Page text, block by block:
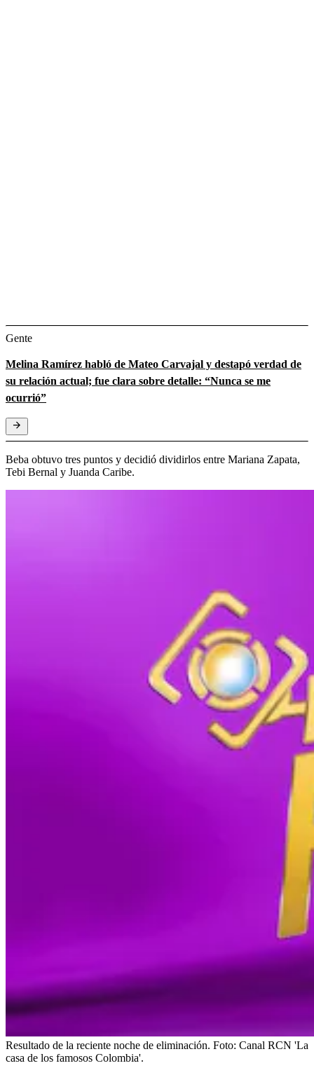
Gente
Melina Ramírez habló de Mateo Carvajal y destapó verdad de
su relación actual; fue clara sobre detalle: “Nunca se me
ocurrió”
Beba obtuvo tres puntos y decidió dividirlos entre Mariana Zapata,
Tebi Bernal y Juanda Caribe.
Resultado de la reciente noche de eliminación. Foto: Canal RCN 'La
casa de los famosos Colombia'.